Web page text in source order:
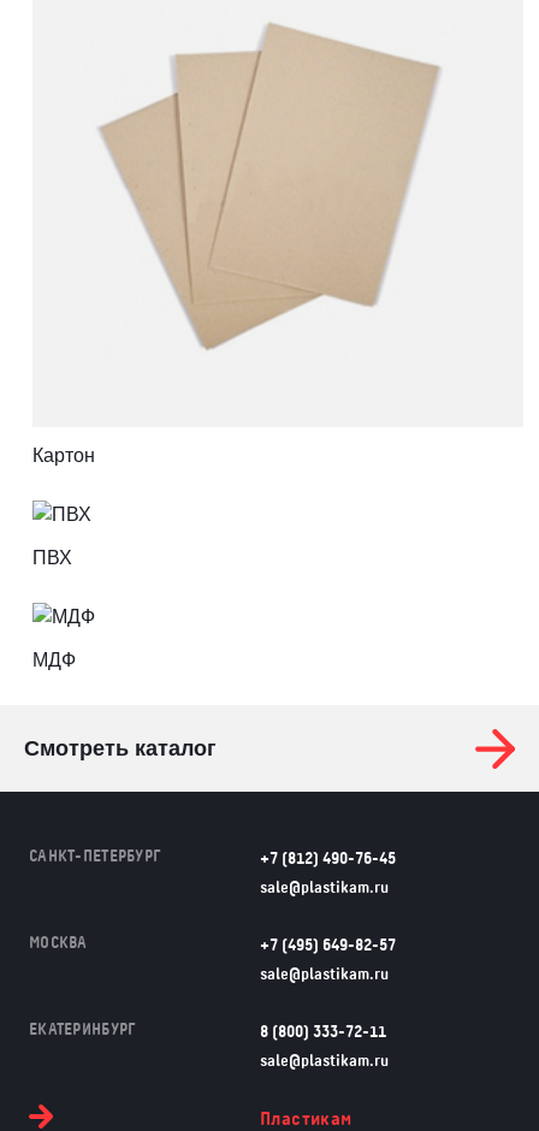
Картон
ПВХ
МДФ
Смотреть каталог
САНКТ-ПЕТЕРБУРГ
+7 (812) 490-76-45
sale@plastikam.ru
МОСКВА
+7 (495) 649-82-57
sale@plastikam.ru
ЕКАТЕРИНБУРГ
8 (800) 333-72-11
sale@plastikam.ru
Пластикам